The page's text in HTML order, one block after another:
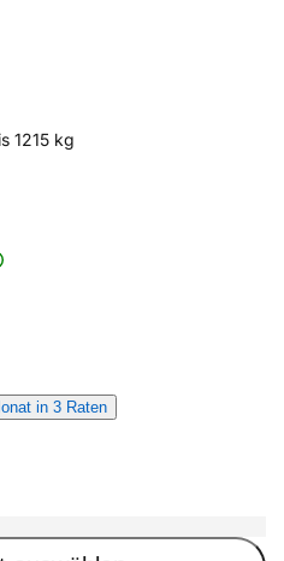
1215 kg
in 3 Raten